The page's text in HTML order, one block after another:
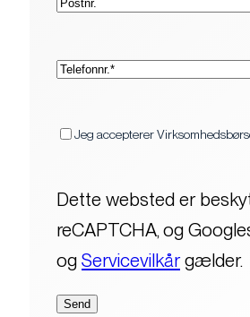
Telefon*
Jeg accepterer
Dette websted er
reCAPTCHA, og
og Servicevilkårgælder.